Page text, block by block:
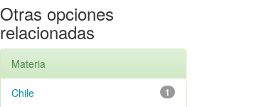
Otras opciones
relacionadas
Materia
1
Chile